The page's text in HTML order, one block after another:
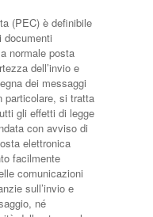
(PEC) è definibile
documenti
normale posta
dell’invio e
dei messaggi
particolare, si tratta
gli effetti di legge
con avviso di
elettronica
facilmente
comunicazioni
sull’invio e
né